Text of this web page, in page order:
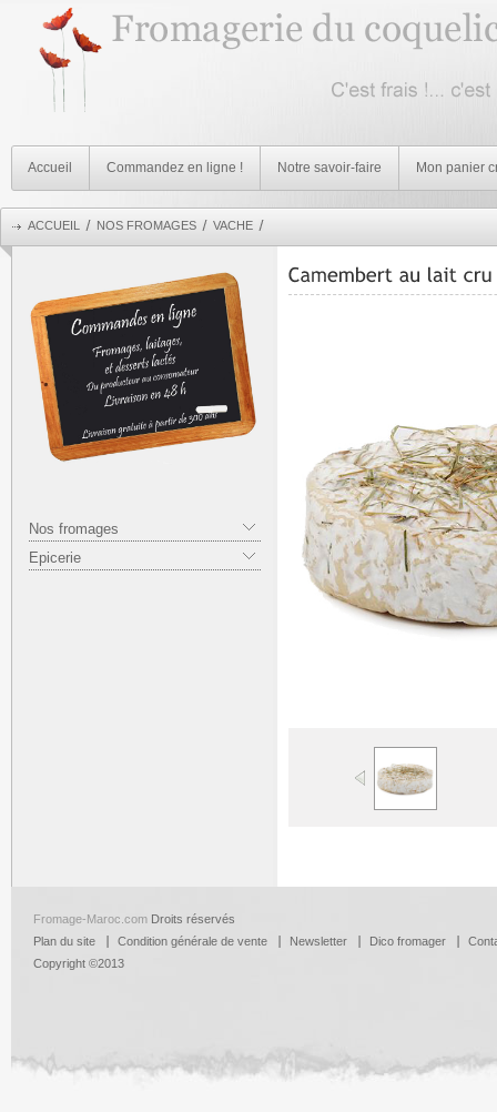
Accueil Commandez en ligne ! Notre savoir-faire Mon panier
ACCUEIL NOS FROMAGES VACHE
Nos fromages
Epicerie
Fromage-Maroc.com Droits réservés
Plan du site
Condition générale de vente Newsletter Dico fromager
Copyright ©2013